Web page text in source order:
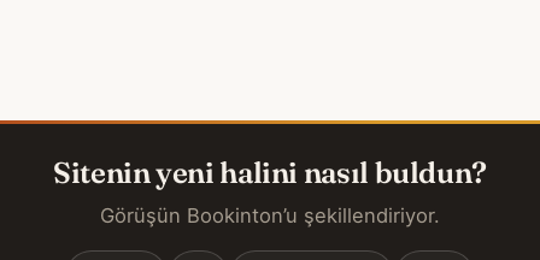
Sitenin yeni halini nasıl buldun?
Görüşün Bookinton’u şekillendiriyor.